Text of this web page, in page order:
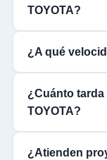
TOYOTA?
¿A qué
¿Cuánto
TOYOTA?
¿Atienden